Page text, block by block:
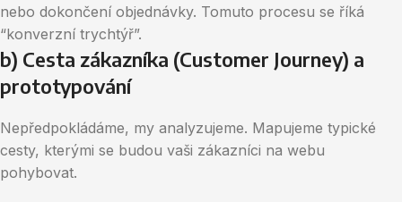
nebo dokončení objednávky. Tomuto procesu se říká
“konverzní trychtýř”.
b) Cesta zákazníka (Customer Journey) a
prototypování
Nepředpokládáme, my analyzujeme. Mapujeme typické
cesty, kterými se budou vaši zákazníci na webu
pohybovat.